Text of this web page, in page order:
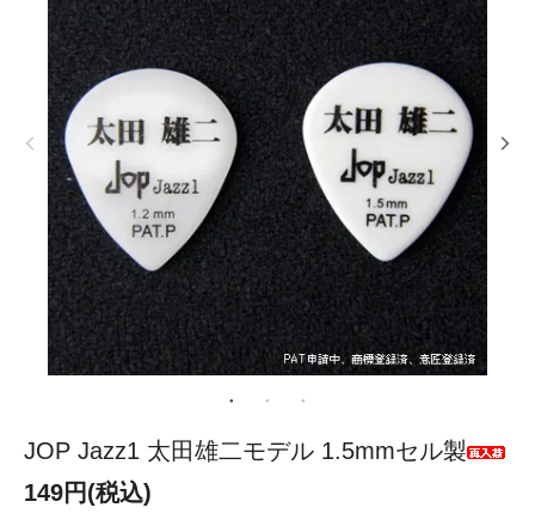
JOP Jazz1 太田雄二モデル 1.5mmセル製
149円(税込)